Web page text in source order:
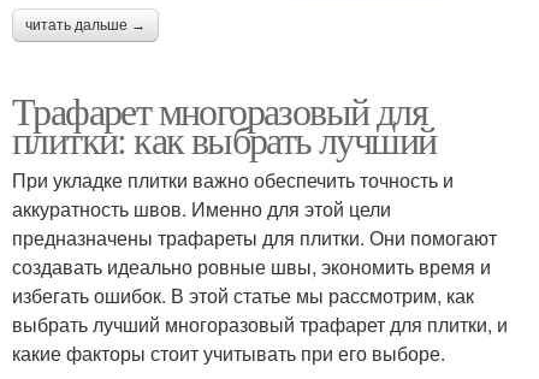
читать дальше →
Трафарет многоразовый для
плитки: как выбрать лучший
При укладке плитки важно обеспечить точность и
аккуратность швов. Именно для этой цели
предназначены трафареты для плитки. Они помогают
создавать идеально ровные швы, экономить время и
избегать ошибок. В этой статье мы рассмотрим, как
выбрать лучший многоразовый трафарет для плитки, и
какие факторы стоит учитывать при его выборе.